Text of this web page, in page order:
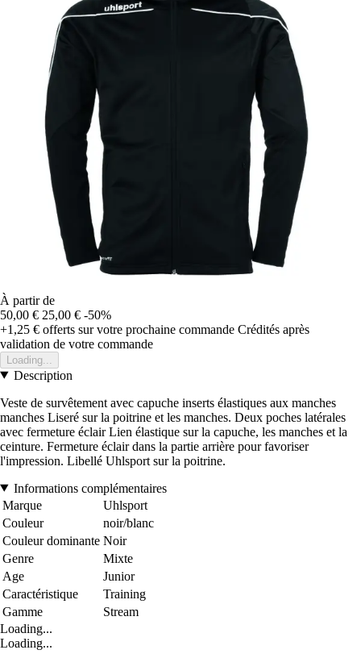
À partir de
50,00 € 25,00 € -50%
+1,25 € offerts sur votre prochaine commande Crédités après
validation de votre commande
Loading...
Description
Veste de survêtement avec capuche inserts élastiques aux manches
manches Liseré sur la poitrine et les manches. Deux poches latérales
avec fermeture éclair Lien élastique sur la capuche, les manches et la
ceinture. Fermeture éclair dans la partie arrière pour favoriser
l'impression. Libellé Uhlsport sur la poitrine.
Informations complémentaires
Marque
Uhlsport
Couleur
noir/blanc
Couleur dominante Noir
Genre
Mixte
Age
Junior
Caractéristique
Training
Gamme
Stream
Loading...
Loading...